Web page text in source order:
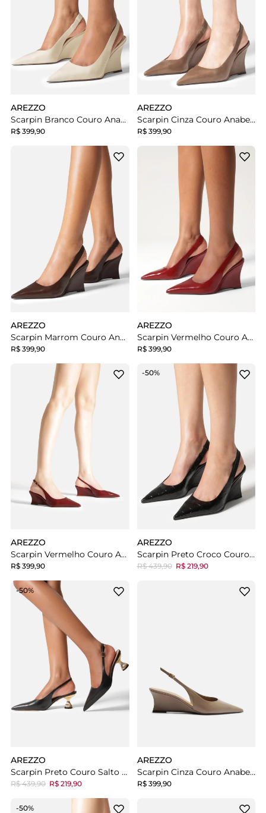
AREZZO
Scarpin Branco Couro Anabela Slingback
R$ 399,90
AREZZO
Scarpin Cinza Couro Anabela Slingback
R$ 399,90
AREZZO
Scarpin Marrom Couro Anabela Slingback
R$ 399,90
AREZZO
Scarpin Vermelho Couro Anabela Slingback
R$ 399,90
AREZZO
Scarpin Vermelho Couro Anabela Slingback
R$ 399,90
-50%
AREZZO
Scarpin Preto Croco Couro Anabela Slingback
R$ 439,90 R$ 219,90
-50%
AREZZO
Scarpin Preto Couro Salto Geométrico Slingback
R$ 439,90 R$ 219,90
AREZZO
Scarpin Cinza Couro Anabela Slingback
R$ 399,90
-50%